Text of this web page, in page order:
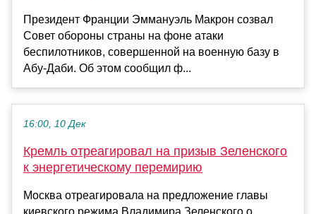
Президент Франции Эммануэль Макрон созвал
Совет обороны страны на фоне атаки
беспилотников, совершенной на военную базу в
Абу-Даби. Об этом сообщил ф...
16:00, 10 Дек
Кремль отреагировал на призыв Зеленского
к энергетическому перемирию
Москва отреагировала на предложение главы